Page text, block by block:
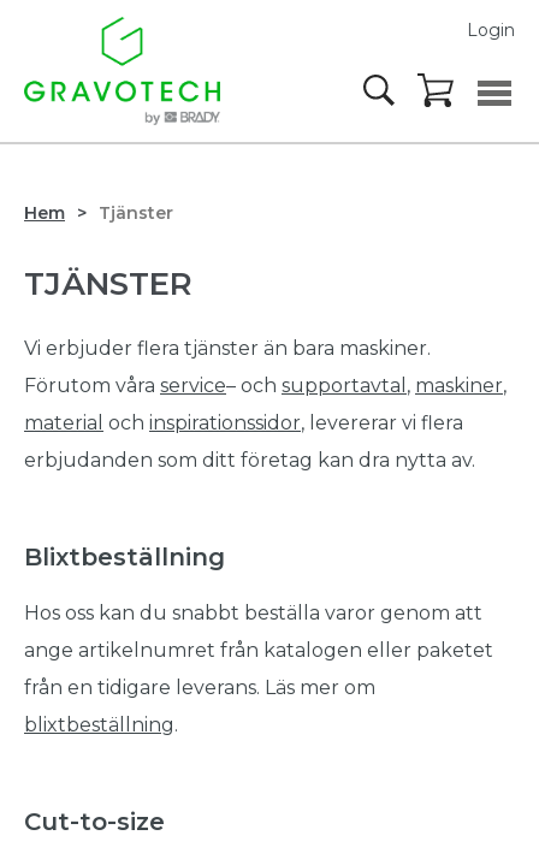
Login
Hem Tjänster
TJÄNSTER
Vi erbjuder flera tjänster än bara maskiner.
Förutom våra service– och supportavtal , maskiner,
material och inspirationssidor, levererar vi flera
erbjudanden som ditt företag kan dra nytta av.
Blixtbeställning
Hos oss kan du snabbt beställa varor genom att
ange artikelnumret från katalogen eller paketet
från en tidigare leverans. Läs mer om
blixtbeställning.
Cut-to-size